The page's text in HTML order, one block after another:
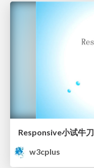
Responsive小试牛刀
w3cplus